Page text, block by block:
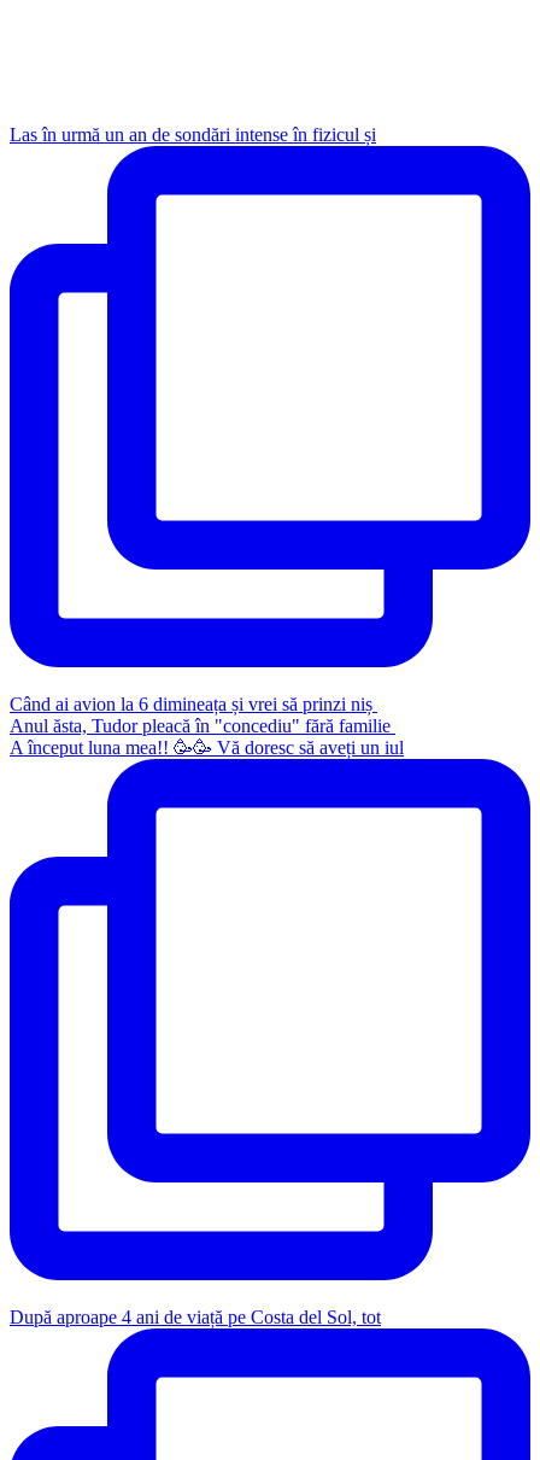
Las în urmă un an de sondări intense în fizicul și
Când ai avion la 6 dimineața și vrei să prinzi niș
Anul ăsta, Tudor pleacă în "concediu" fără familie
A început luna mea!! 🥳🥳 Vă doresc să aveți un iul
După aproape 4 ani de viață pe Costa del Sol, tot